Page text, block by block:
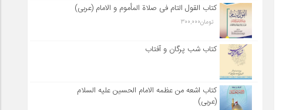
کتاب القول التام فی صلاة المأموم و الامام (عربی)
تومان300,000
کتاب شب پرگان و آفتاب
کتاب اشعه من عظمه الامام الحسین علیه السلام
(عربی)